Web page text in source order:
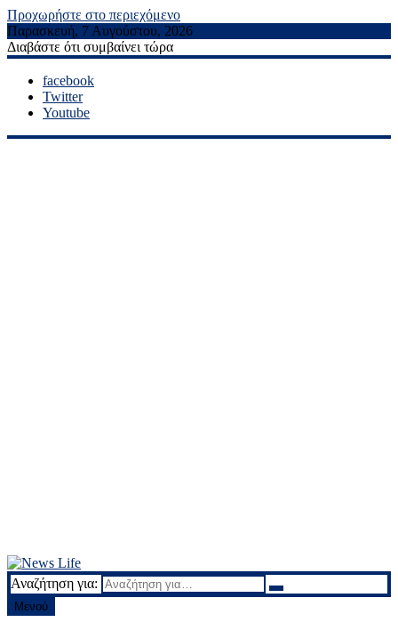
Προχωρήστε στο περιεχόμενο
Παρασκευή, 7 Αυγούστου, 2026
Διαβάστε ότι συμβαίνει τώρα
facebook
Twitter
Youtube
News Life
Ειδήσεις και νέα
Αναζήτηση για:
Μενού